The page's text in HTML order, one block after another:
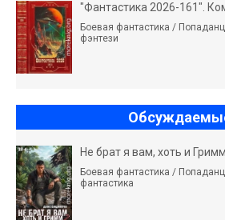
"Фантастика 2026-161".
Боевая фантастика /
фэнтези
Не брат я вам, хоть и
Боевая фантастика /
фантастика